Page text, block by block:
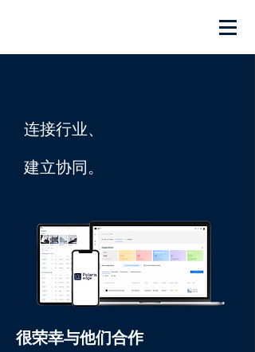
连接行业、
建立协同。
很荣幸与他们合作